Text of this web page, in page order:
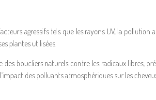
agressifs tels que les rayons UV, la
plantes utilisées.
boucliers naturels contre les radicaux libres,
des polluants atmosphériques sur les